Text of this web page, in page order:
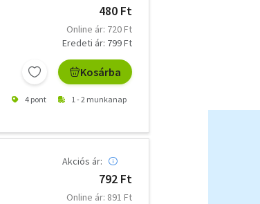
480 Ft
Online ár: 720 Ft
Eredeti ár: 799 Ft
Kosárba
4 pont 1 - 2 munkanap
Akciós ár:
792 Ft
Online ár: 891 Ft